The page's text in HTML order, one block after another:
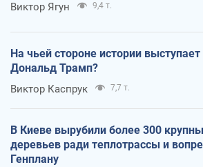
Виктор Ягун 9,4 т.
На чьей стороне истории выступает
Дональд Трамп?
Виктор Каспрук 7,7 т.
В Киеве вырубили более 300
деревьев ради теплотрассы и
Генплану